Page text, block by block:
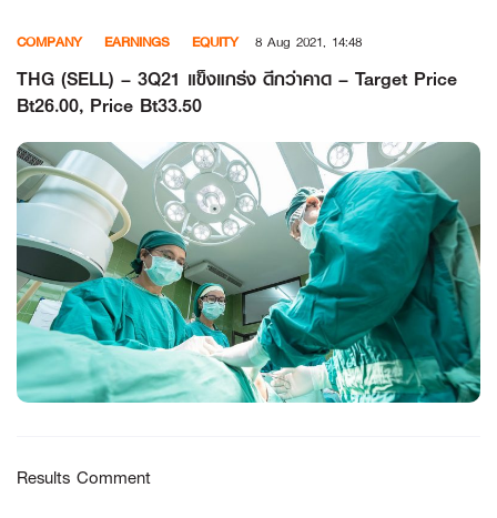
content
COMPANY EARNINGS EQUITY 8 Aug 2021, 14:48
THG (SELL) – 3Q21 แข็งแกร่ง ดีกว่าคาด – Target Price
Bt26.00, Price Bt33.50
Results Comment